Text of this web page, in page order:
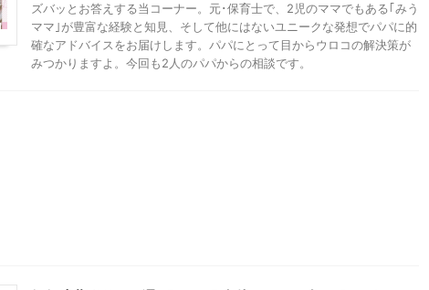
ズバッとお答えする当コーナー。元･保育士で、2児のママでもある｢みう
ママ｣が豊富な経験と知見、そして他にはないユニークな発想でパパに的
確なアドバイスをお届けします。パパにとって目からウロコの解決策が
みつかりますよ。今回も2人のパパからの相談です。